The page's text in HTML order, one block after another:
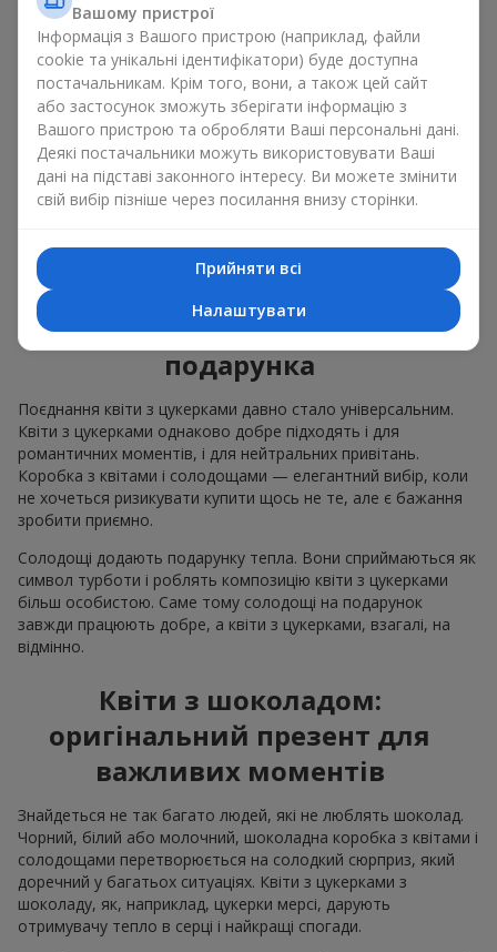
орхідеями і елітними солодощами;
ніжні букети зеустоми,тюльпанівабоальстромерій
добре поєднуються з цукерками merci, підтримуючи
ніжну подачу і легкий настрій як вітання з
народженням дитиниабо день Всіх закоханих.
Ми допоможемо вам підібрати найкраще поєднання
квіткового міксу із ласощами до вашого приводу і
оформимо подарунок квіти з цукерками належним чином.
Коробка з квітами і
найкращий вибір для
подарунка
Поєднання квіти з цукерками давно стало універсальним.
Квіти з цукерками однаково добре підходять і для
романтичних моментів, і для нейтральних привітань.
Коробка з квітами і солодощами — елегантний вибір, коли
не хочеться ризикувати купити щось не те, але є бажання
зробити приємно.
Солодощі додають подарунку тепла. Вони сприймаються як
символ турботи і роблять композицію квіти з цукерками
більш особистою. Саме тому солодощі на подарунок
завжди працюють добре, а квіти з цукерками, взагалі, на
відмінно.
Квіти з шоколадом:
оригінальний презент для
важливих моментів
Знайдеться не так багато людей, які не люблять шоколад.
Чорний, білий або молочний, шоколадна коробка з квітами і
солодощами перетворюється на солодкий сюрприз, який
доречний у багатьох ситуаціях. Квіти з цукерками з
шоколаду, як, наприклад, цукерки мерсі, дарують
отримувачу тепло в серці і найкращі спогади.
Вашому пристрої
Інформація з Вашого пристрою (наприклад, файли
cookie та унікальні ідентифікатори) буде доступна
постачальникам. Крім того, вони, а також цей сайт
або застосунок зможуть зберігати інформацію з
Вашого пристрою та обробляти Ваші персональні дані.
Деякі постачальники можуть використовувати Ваші
дані на підставі законного інтересу. Ви можете змінити
свій вибір пізніше через посилання внизу сторінки.
Прийняти всі
Налаштувати